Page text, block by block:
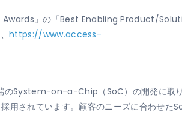
」の「Best Enabling Product/
https://www.access-
のSystem-on-a-Chip（SoC）の開発に取
用されています。顧客のニーズに合わせた